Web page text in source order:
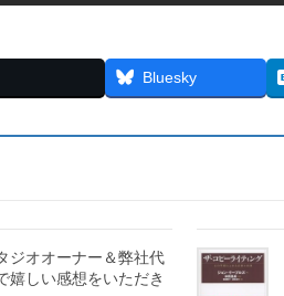
Bluesky
ジオオーナー＆弊社代
嬉しい感想をいただき